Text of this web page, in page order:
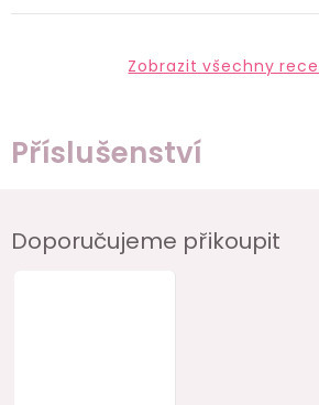
Příslušenství
Zobrazit všechny
Doporučujeme přikoupit